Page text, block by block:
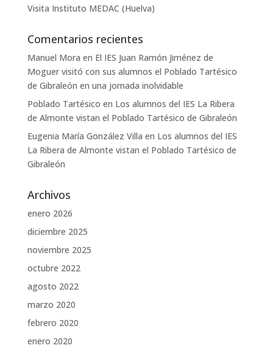
Visita Instituto MEDAC (Huelva)
Comentarios recientes
Manuel Mora en El IES Juan Ramón Jiménez de
Moguer visitó con sus alumnos el Poblado Tartésico
de Gibraleón en una jornada inolvidable
Poblado Tartésico en Los alumnos del IES La Ribera
de Almonte vistan el Poblado Tartésico de Gibraleón
Eugenia María González Villa en Los alumnos del IES
La Ribera de Almonte vistan el Poblado Tartésico de
Gibraleón
Archivos
enero 2026
diciembre 2025
noviembre 2025
octubre 2022
agosto 2022
marzo 2020
febrero 2020
enero 2020